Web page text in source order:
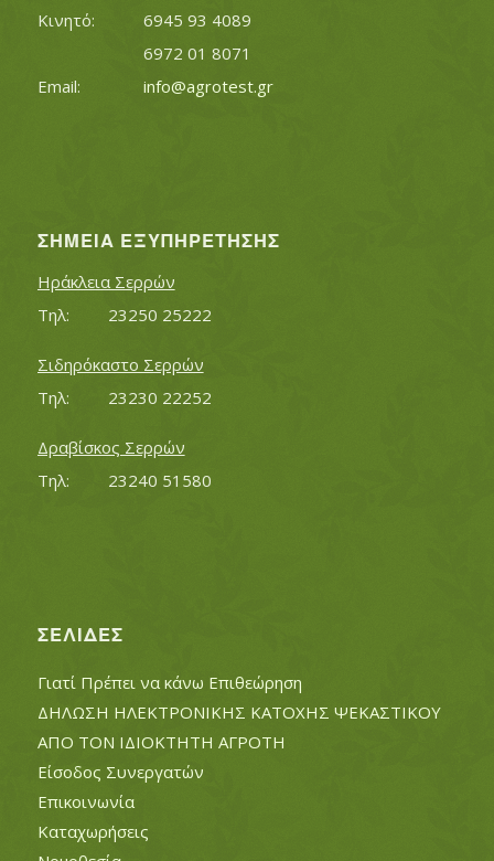
Κινητό:		6945 93 4089
			6972 01 8071
info@agrotest.gr
ΣΗΜΕΊΑ ΕΞΥΠΗΡΈΤΗΣΗΣ
Ηράκλεια Σερρών
Τηλ:		23250 25222
Σιδηρόκαστο Σερρών
Τηλ:		23230 22252
Δραβίσκος Σερρών
Τηλ:		23240 51580
ΣΕΛΊΔΕΣ
Γιατί Πρέπει να κάνω Επιθεώρηση
ΔΗΛΩΣΗ ΗΛΕΚΤΡΟΝΙΚΗΣ ΚΑΤΟΧΗΣ ΨΕΚΑΣΤΙΚΟΥ
ΑΠΟ ΤΟΝ ΙΔΙΟΚΤΗΤΗ ΑΓΡΟΤΗ
Είσοδος Συνεργατών
Επικοινωνία
Καταχωρήσεις